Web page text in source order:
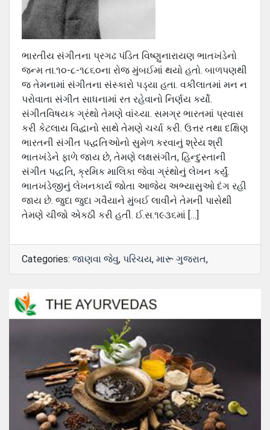
ભારતીય સંગીતના પ્રગઢ પંડિત વિષ્ણુનારાયણ ભાતખંડેનો
જન્મ તા.૧૦-૮-૧૮૬૦ના રોજ મુંબઈમાં થયો હતો. બાળપણથી
જ તેમનામાં સંગીતના સંસ્કારો પડ્યા હતા. વકીલાતમાં મન ન
પરોવાતા સંગીત સાધનામાં રત રહેવાનો નિર્ણય કર્યો.
સંગીતવિષયક ગ્રંથો તેમણે વાંચ્યા. સમગ્ર ભારતમાં પ્રવાસ
કરી કેટલાય વિદ્વાનો સાથે તેમણે ચર્ચા કરી. ઉત્તર તથા દક્ષિણ
ભારતની સંગીત પદ્ધતિઓનો સુમેળ કરવાનું શ્રેય શ્રી
ભાતખંડેને ફાળે જાય છે, તેમણે લક્ષસંગીત, હિન્દુસ્તાની
સંગીત પદ્ધતિ, ક્રમિક માલિકા જેવા ગ્રંથોનું લેખન કર્યું.
ભાતખંડેજીનું લેખનકાર્ય જોતા આજેય અભ્યાસુઓ દંગ રહી
જાય છે. જુદા જુદા ગવૈયાને મુંબઈ લાવીને તેમની પાસેથી
તેમણે ચીજો એકઠી કરી હતી. ઈ.સ.૧૯૩૬માં […]
Categories: જાણવા જેવુ, પરિચય, મારૂ ગુજરાત,